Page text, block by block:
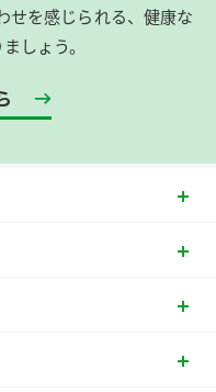
せを感じられる、健康な
しょう。